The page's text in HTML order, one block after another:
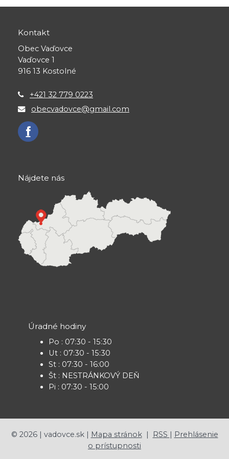
Kontakt
Obec Vaďovce
Vaďovce 1
916 13 Kostolné
+421 32 779 0223
obecvadovce@gmail.com
Nájdete nás
Úradné hodiny
Po : 07:30 - 15:30
Ut : 07:30 - 15:30
St : 07:30 - 16:00
Št : NESTRÁNKOVÝ DEŇ
Pi : 07:30 - 15:00
© 2026| vadovce.sk | Mapa stránok| RSS | Prehlásenie
o prístupnosti